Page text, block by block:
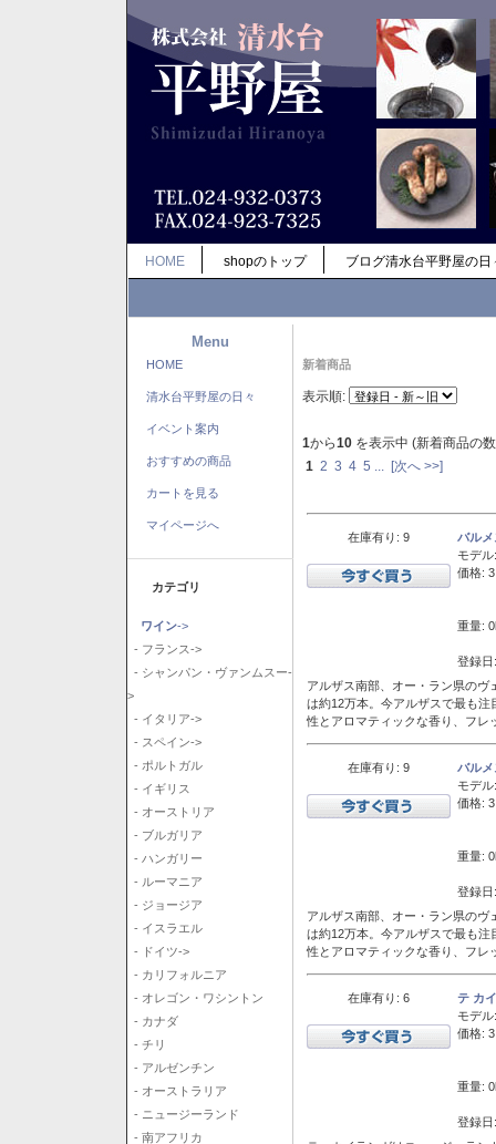
HOME shopのトップ ブログ清水台平野屋の日
Menu
HOME
清水台平野屋の日々
イベント案内
おすすめの商品
カートを見る
マイページへ
カテゴリ
ワイン->
- フランス->
- シャンパン・ヴァンムスー-
>
- イタリア->
- スペイン->
- ポルトガル
- イギリス
- オーストリア
- ブルガリア
- ハンガリー
- ルーマニア
- ジョージア
- イスラエル
- ドイツ->
- カリフォルニア
- オレゴン・ワシントン
- カナダ
- チリ
- アルゼンチン
- オーストラリア
- ニュージーランド
- 南アフリカ
新着商品
表示順:
1から10 を表示中 (新着商品の
1 2 3 4 5 [次へ >>]
在庫有り: 9
バル
モデル:
価格:
重量:
登録
アルザス南部、オー・ラン県の
は約12万本。今アルザスで最も
性とアロマティックな香り、フレ
在庫有り: 9
バル
モデル:
価格:
重量:
登録
アルザス南部、オー・ラン県の
は約12万本。今アルザスで最も
性とアロマティックな香り、フレ
在庫有り: 6
テ カ
モデル:
価格:
重量:
登録